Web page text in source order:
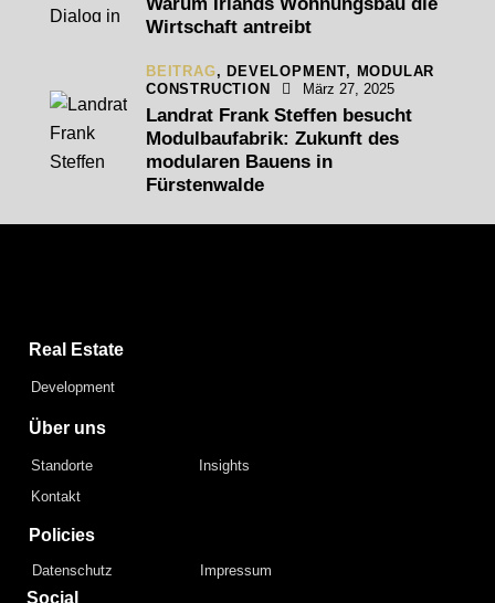
Wirtschaft antreibt
BEITRAG, DEVELOPMENT, MODULAR
CONSTRUCTION
März 27, 2025
Landrat Frank Steffen besucht
Modulbaufabrik: Zukunft des
modularen Bauens in
Fürstenwalde
Real Estate
Development
Über uns
Standorte
Insights
Kontakt
Policies
Datenschutz Impressum
Social